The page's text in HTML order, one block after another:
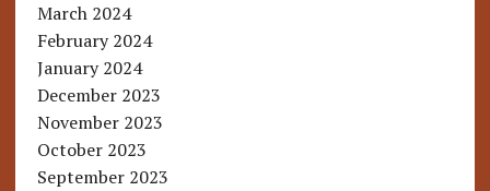
March 2024
February 2024
January 2024
December 2023
November 2023
October 2023
September 2023